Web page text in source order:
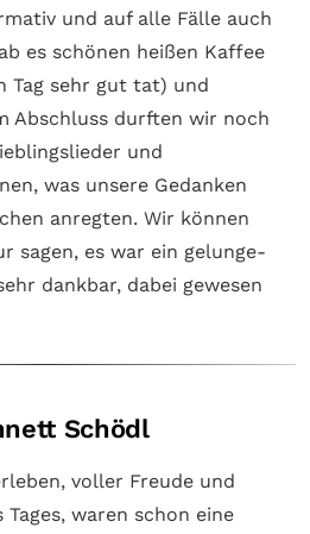
und auf alle Fälle auch
es schönen heißen Kaffee
Tag sehr gut tat) und
Abschluss durften wir noch
und
was unsere Gedanken
anregten. Wir können
sagen, es war ein gelunge­
dank­bar, dabei ge­wesen
Schödl
voller Freude und
Tages, waren schon eine